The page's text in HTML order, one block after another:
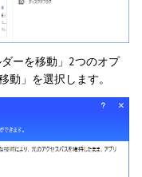
ーを移動」2つのオプ
動」を選択します。